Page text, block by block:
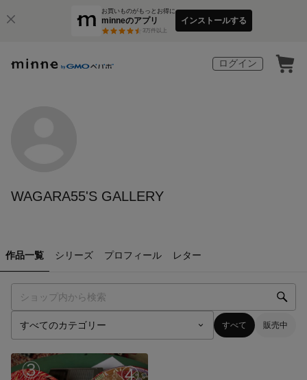
お買いものがもっとお得に
minneのアプリ
3万件以上
インストールする
ログイン
WAGARA55'S GALLERY
作品一覧 シリーズ プロフィール レター
すべて 販売中